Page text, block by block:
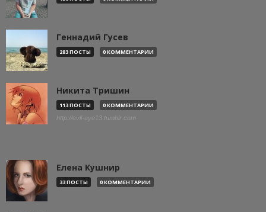
Геннадий Гусев
283 ПОСТЫ 0 КОММЕНТАРИИ
Никита Тришин
113 ПОСТЫ 0 КОММЕНТАРИИ
http://evil-eye13.tumblr.com
Елена Кушнир
33 ПОСТЫ 0 КОММЕНТАРИИ